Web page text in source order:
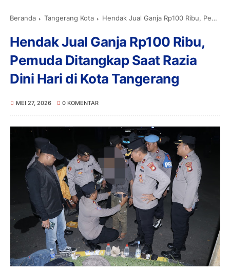
Beranda Tangerang Kota Hendak Jual Ganja Rp100 Ribu, Pemuda Ditangkap Saat Razia Dini Hari di Kota Tangerang
Hendak Jual Ganja Rp100 Ribu,
Pemuda Ditangkap Saat Razia
Dini Hari di Kota Tangerang
MEI 27, 2026 0 KOMENTAR